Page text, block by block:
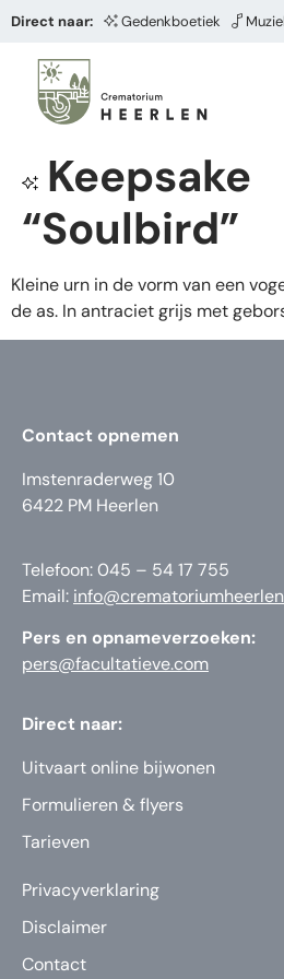
Direct naar: Gedenkboetiek
Keepsake
“Soulbird”
Kleine urn in de vorm van een
de as. In antraciet grijs met
Contact opnemen
Imstenraderweg 10
6422 PM Heerlen
Telefoon: 045 – 54 17 755
Email:
Pers en opnameverzoeken:
pers@facultatieve.com
Direct naar:
Uitvaart online bijwonen
Formulieren & flyers
Tarieven
Privacyverklaring
Disclaimer
Contact